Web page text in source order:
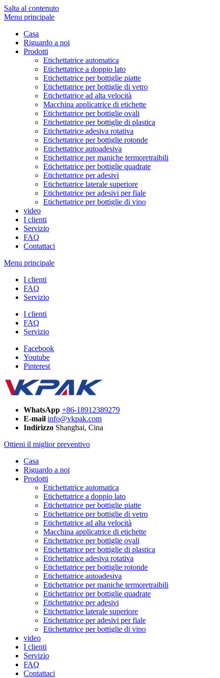
Salta al contenuto
Menu principale
Casa
Riguardo a noi
Prodotti
Etichettatrice automatica
Etichettatrice a doppio lato
Etichettatrice per bottiglie piatte
Etichettatrice per bottiglie di vetro
Etichettatrice ad alta velocità
Macchina applicatrice di etichette
Etichettatrice per bottiglie ovali
Etichettatrice per bottiglie di plastica
Etichettatrice adesiva rotativa
Etichettatrice per bottiglie rotonde
Etichettatrice autoadesiva
Etichettatrice per maniche termoretraibili
Etichettatrice per bottiglie quadrate
Etichettatrice per adesivi
Etichettatrice laterale superiore
Etichettatrice per adesivi per fiale
Etichettatrice per bottiglie di vino
video
I clienti
Servizio
FAQ
Contattaci
Menu principale
I clienti
FAQ
Servizio
I clienti
FAQ
Servizio
Facebook
Youtube
Pinterest
WhatsApp +86-18912389279
E-mail info@vkpak.com
Indirizzo Shanghai, Cina
Ottieni il miglior preventivo
Casa
Riguardo a noi
Prodotti
Etichettatrice automatica
Etichettatrice a doppio lato
Etichettatrice per bottiglie piatte
Etichettatrice per bottiglie di vetro
Etichettatrice ad alta velocità
Macchina applicatrice di etichette
Etichettatrice per bottiglie ovali
Etichettatrice per bottiglie di plastica
Etichettatrice adesiva rotativa
Etichettatrice per bottiglie rotonde
Etichettatrice autoadesiva
Etichettatrice per maniche termoretraibili
Etichettatrice per bottiglie quadrate
Etichettatrice per adesivi
Etichettatrice laterale superiore
Etichettatrice per adesivi per fiale
Etichettatrice per bottiglie di vino
video
I clienti
Servizio
FAQ
Contattaci